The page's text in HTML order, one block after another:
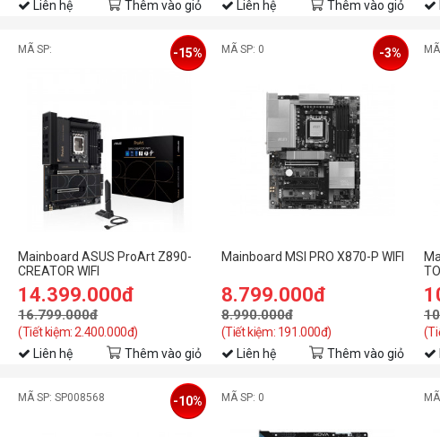
Liên hệ Thêm vào giỏ Liên hệ Thêm vào giỏ
MÃ SP:
Mainboard ASUS ProArt Z890-
CREATOR WIFI
14.399.000đ
16.799.000đ
(Tiết kiệm: 2.400.000đ)
-15%
Liên hệ Thêm vào giỏ
MÃ SP: 0
Mainboard MSI PRO X870-P WIFI
8.799.000đ
8.990.000đ
(Tiết kiệm: 191.000đ)
-3%
Liên hệ Thêm vào giỏ
MÃ SP: SP008568 -10% MÃ SP: 0